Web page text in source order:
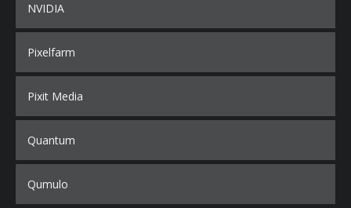
NVIDIA
Pixelfarm
Pixit Media
Quantum
Qumulo